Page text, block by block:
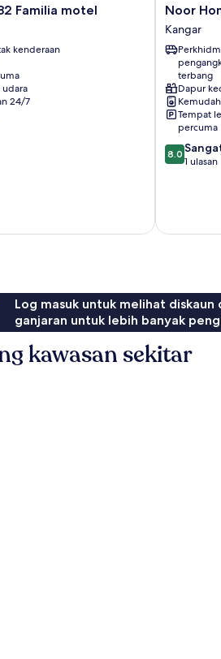
Familia motel
kenderaan
udara
24/7
Noor
Homestay
Kangar
Noor
Kangar
terbang
Dapur
Tempat
percuma
8.0
daripada
ulasan
8.0
1 ulasan
Log masuk untuk melihat
ganjaran untuk lebih banyak
kawasan sekitar